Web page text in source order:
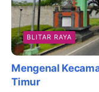
BLITAR RAYA
Mengenal
Timur